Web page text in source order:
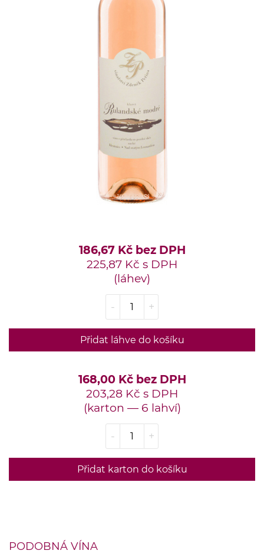
186,67 Kč bez DPH
225,87 Kč s DPH
(láhev)
- +
Přidat láhve do košíku
168,00 Kč bez DPH
203,28 Kč s DPH
(karton — 6 lahví)
- +
Přidat karton do košíku
PODOBNÁ VÍNA